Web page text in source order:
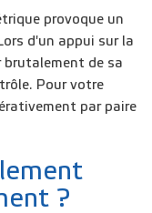
provoque un
d'un appui sur la
brutalement de sa
Pour votre
par paire
?